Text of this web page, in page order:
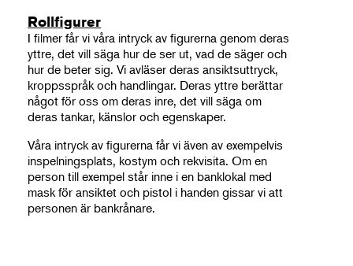
Rollfigurer
I filmer får vi våra intryck av figurerna genom deras
yttre, det vill säga hur de ser ut, vad de säger och
hur de beter sig. Vi avläser deras ansiktsuttryck,
kroppsspråk och handlingar. Deras yttre berättar
något för oss om deras inre, det vill säga om
deras tankar, känslor och egenskaper.
Våra intryck av figurerna får vi även av exempelvis
inspelningsplats, kostym och rekvisita. Om en
person till exempel står inne i en banklokal med
mask för ansiktet och pistol i handen gissar vi att
personen är bankrånare.